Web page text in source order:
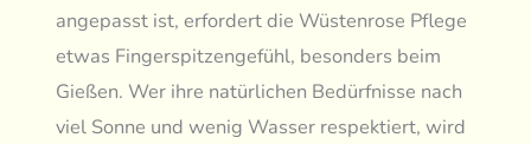
angepasst ist, erfordert die Wüstenrose Pflege
etwas Fingerspitzengefühl, besonders beim
Gießen. Wer ihre natürlichen Bedürfnisse nach
viel Sonne und wenig Wasser respektiert, wird